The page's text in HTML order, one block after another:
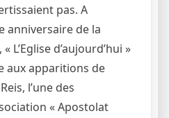
pas. A
anniversaire de la
d’aujourd’hui »
aux apparitions de
l’une des
« Apostolat